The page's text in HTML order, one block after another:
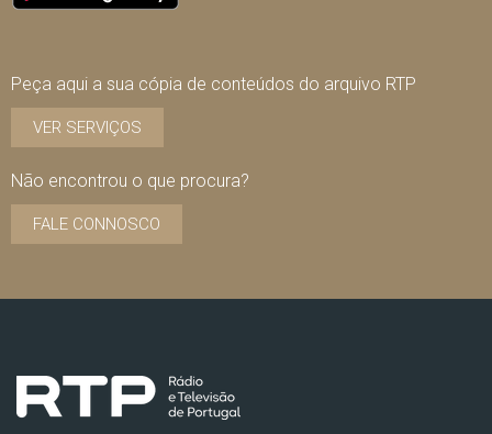
Peça aqui a sua cópia de conteúdos do arquivo RTP
VER SERVIÇOS
Não encontrou o que procura?
FALE CONNOSCO